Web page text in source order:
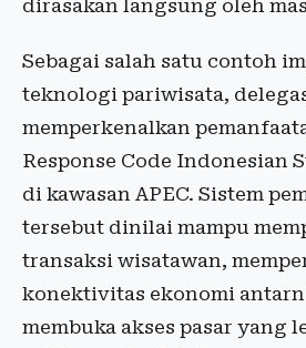
dirasakan langsung oleh
Sebagai salah satu contoh
teknologi pariwisata,
memperkenalkan
Response Code Indonesian
di kawasan APEC. Sistem
tersebut dinilai mampu
transaksi wisatawan,
konektivitas ekonomi
membuka akses pasar yang